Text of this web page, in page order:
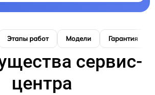
Этапы работ Модели Гарантия
сервис-
центра